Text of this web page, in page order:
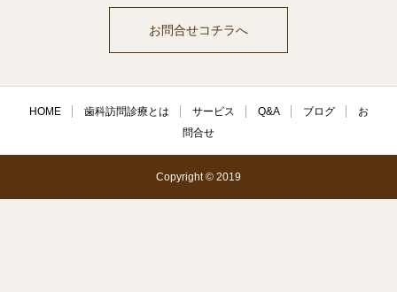
お問合せコチラへ
HOME 歯科訪問診療とは サービス Q&A ブログ
お
問合せ
Copyright © 2019